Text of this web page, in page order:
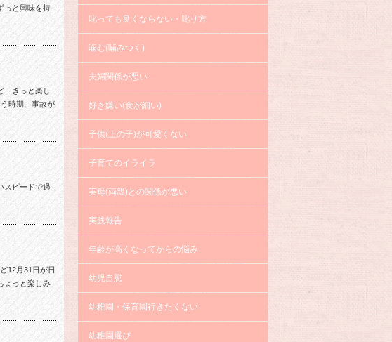
っと興味を持
、きっと楽し
時期、事故が
スピードで過
12月31日が日
ょっと楽しみ
叱っても良くならない・叱り方
噛む(噛みつく)
夫婦関係が悪い
好き嫌い(食が細い)
子供(上の子)が可愛くない
子育てのイライラ
実母(両親)との関係が悪い
実践報告
年齢が高くなってからの悩み
幼児自慰
幼稚園・保育園行きたくない
幼稚園選び